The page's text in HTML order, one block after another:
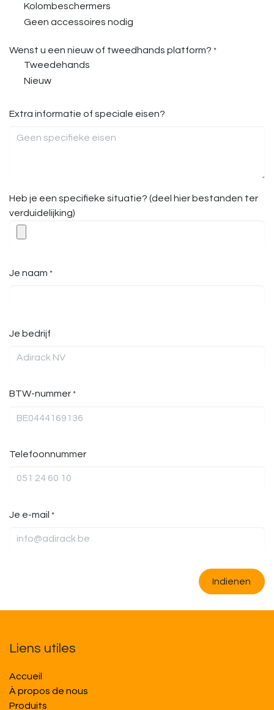
Kolombeschermers
Geen accessoires nodig
Wenst u een nieuw of tweedhands platform? *
Tweedehands
Nieuw
Extra informatie of speciale eisen?
Heb je een specifieke situatie? (deel hier bestanden ter
verduidelijking)
Je naam *
Je bedrijf
BTW-nummer *
Telefoonnummer
Je e-mail *
Indienen
Liens utiles
Accueil
À propos de nous
Produits